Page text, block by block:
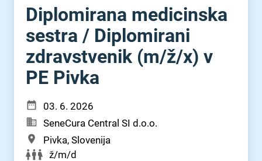
Diplomirana medicinska
sestra ⁠/⁠ Diplomirani
zdravstvenik (m⁠/⁠ž⁠/⁠x) v
PE Pivka
03. 6. 2026
SeneCura Central SI d.o.o.
Pivka, Slovenija
ž/m/d